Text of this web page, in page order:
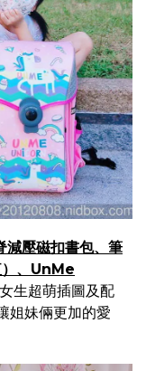
壓磁扣書包、筆
）、UnMe
生超萌插圖及配
姐妹倆更加的愛